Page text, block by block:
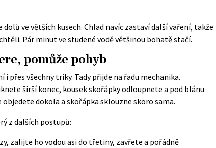
ve větších kusech. Chlad navíc zastaví další vaření, takže
Pár minut ve studené vodě většinou bohatě stačí.
pomůže pohyb
přes všechny triky. Tady přijde na řadu mechanika.
širší konec, kousek skořápky odloupnete a pod blánu
objedete dokola a skořápka sklouzne skoro sama.
z dalších postupů:
zalijte ho vodou asi do třetiny, zavřete a pořádně